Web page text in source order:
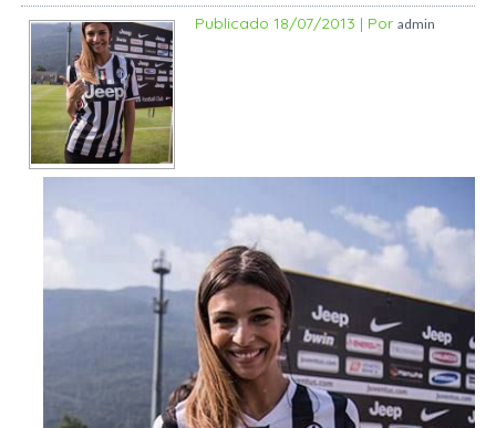
Publicado 18/07/2013 | Por admin